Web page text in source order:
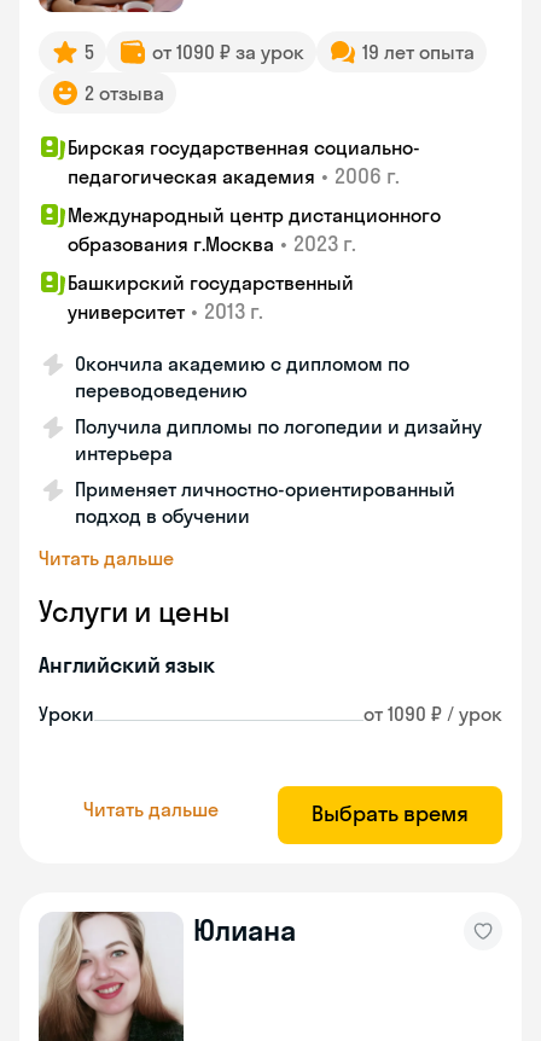
5 от 1090 ₽ за урок
19 лет опыта
2 отзыва
Бирская государственная социально-
педагогическая академия • 2006 г.
Международный центр дистанционного
образования г.Москва • 2023 г.
Башкирский государственный
университет • 2013 г.
Окончила академию с дипломом по
переводоведению
Получила дипломы по логопедии и дизайну
интерьера
Применяет личностно-ориентированный
подход в обучении
Читать дальше
Услуги и цены
Английский язык
Уроки от 1090 ₽ / урок
Читать дальше Выбрать время
Юлиана